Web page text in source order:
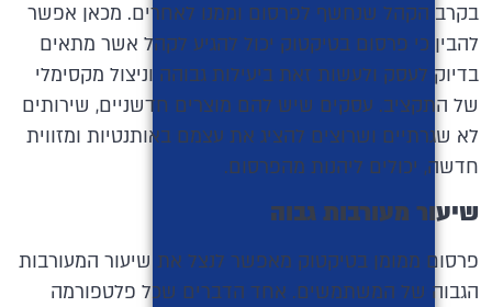
בקרב הקהל שנחשף לפרסום וממנו לאחרים. מכאן אפשר
להבין כי פרסום בטיקטוק יכול להגיע לקהל אשר מתאים
בדיוק לעסק ולעשות זאת ביעילות גבוהה וניצול מקסימלי
של התקציב. עסקים שיש להם מוצרים חדשניים, שירותים
לא שגרתיים ושרוצים להציג את עצמם באותנטיות ומזווית
חדשה, יכולים ליהנות מהפרסום.
שיעור מעורבות גבוה
פרסום ממומן בטיקטוק מאפשר לנצל את שיעור המעורבות
הגבוה של המשתמשים. אחד הדברים שכל פלטפורמה